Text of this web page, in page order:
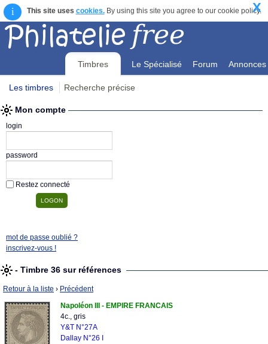
i This site uses cookies.By using this site you agree to our cookie policy.
X
Timbres Le Spécialisé Forum Annonces
Les timbres Recherche précise
Mon compte
login
password
Restez connecté
mot de passe oublié ?
inscrivez-vous !
- Timbre 36 sur références
Retour à la liste › Précédent
Napoléon III - EMPIRE FRANCAIS
4c., gris
Y&T N°27A
Dallay N°26 I